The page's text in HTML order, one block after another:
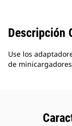
Descripción
Use los
de